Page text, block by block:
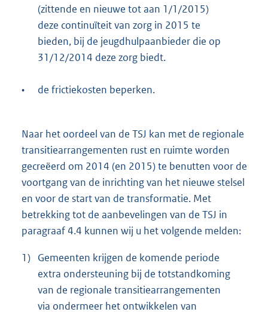
(zittende en nieuwe tot aan 1/1/2015)
deze continuïteit van zorg in 2015 te
bieden, bij de jeugdhulpaanbieder die op
31/12/2014 deze zorg biedt.
• de frictiekosten beperken.
Naar het oordeel van de TSJ kan met de regionale
transitiearrangementen rust en ruimte worden
gecreëerd om 2014 (en 2015) te benutten voor de
voortgang van de inrichting van het nieuwe stelsel
en voor de start van de transformatie. Met
betrekking tot de aanbevelingen van de TSJ in
paragraaf 4.4 kunnen wij u het volgende melden:
1) Gemeenten krijgen de komende periode
extra ondersteuning bij de totstandkoming
van de regionale transitiearrangementen
via ondermeer het ontwikkelen van